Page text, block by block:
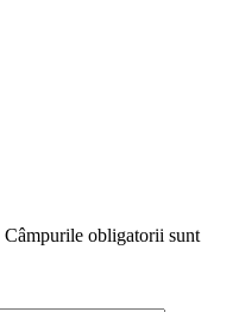
Câmpurile obligatorii sunt